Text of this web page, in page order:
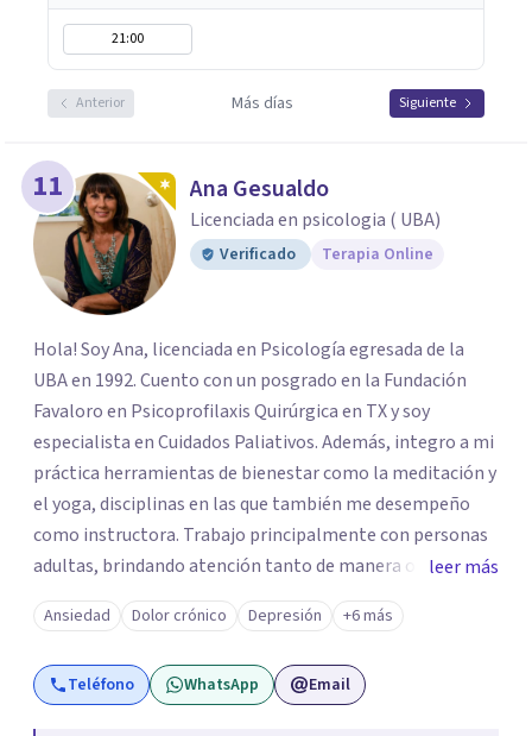
21:00
Anterior Más días Siguiente
11 Ana Gesualdo
Licenciada en psicologia ( UBA)
Verificado Terapia Online
Hola! Soy Ana, licenciada en Psicología egresada de la
UBA en 1992. Cuento con un posgrado en la Fundación
Favaloro en Psicoprofilaxis Quirúrgica en TX y soy
especialista en Cuidados Paliativos. Además, integro a mi
práctica herramientas de bienestar como la meditación y
el yoga, disciplinas en las que también me desempeño
como instructora. Trabajo principalmente con personas
adultas, brindando atención tanto de manera online
como en el consultorio, adaptándome a las necesidades
de cada paciente. Acompaño procesos vinculados a la
ansiedad, la depresión, el estrés, el duelo, el dolor crónico
y distintos momentos vitales que requieren contención,
leer más
Ansiedad Dolor crónico Depresión +6 más
Teléfono WhatsApp Email